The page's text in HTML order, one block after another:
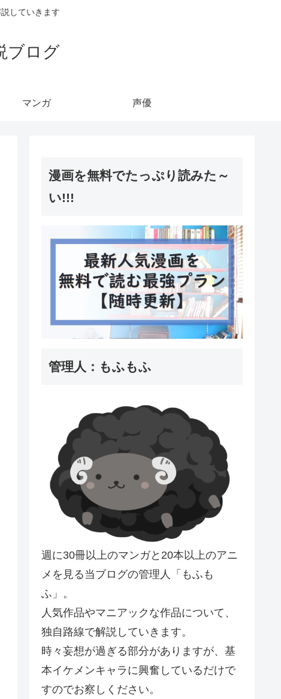
していきます
ブログ
マンガ 声優
漫画を無料でたっぷり読みた～
い!!!
管理人：もふもふ
週に30冊以上のマンガと20本以上のアニ
メを見る当ブログの管理人「もふも
ふ」。
人気作品やマニアックな作品について、
独自路線で解説していきます。
時々妄想が過ぎる部分がありますが、基
本イケメンキャラに興奮しているだけで
すのでお察しください。